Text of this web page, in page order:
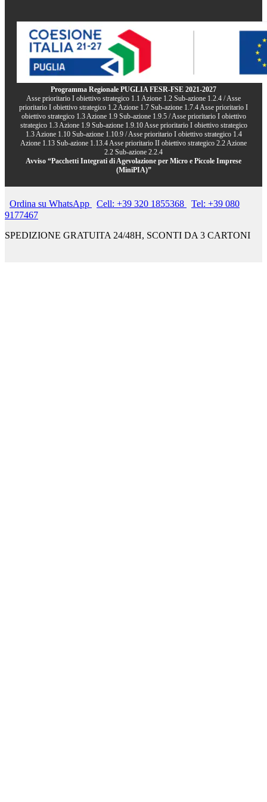
Programma Regionale PUGLIA FESR-FSE 2021-2027
Asse prioritario I obiettivo strategico 1.1 Azione 1.2 Sub-azione 1.2.4 / Asse
prioritario I obiettivo strategico 1.2 Azione 1.7 Sub-azione 1.7.4 Asse prioritario I
obiettivo strategico 1.3 Azione 1.9 Sub-azione 1.9.5 / Asse prioritario I obiettivo
strategico 1.3 Azione 1.9 Sub-azione 1.9.10 Asse prioritario I obiettivo strategico
1.3 Azione 1.10 Sub-azione 1.10.9 / Asse prioritario I obiettivo strategico 1.4
Azione 1.13 Sub-azione 1.13.4 Asse prioritario II obiettivo strategico 2.2 Azione
2.2 Sub-azione 2.2.4
Avviso “Pacchetti Integrati di Agevolazione per Micro e Piccole Imprese
(MiniPIA)”
Ordina su WhatsApp Cell: +39 320 1855368
Tel: +39 080
9177467
SPEDIZIONE GRATUITA 24/48H, SCONTI DA 3 CARTONI